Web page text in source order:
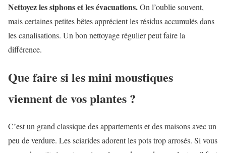
Nettoyez les siphons et les évacuations.On l’oublie souvent,
mais certaines petites bêtes apprécient les résidus accumulés dans
les canalisations. Un bon nettoyage régulier peut faire la
différence.
Que faire si les mini moustiques
viennent de vos plantes ?
C’est un grand classique des appartements et des maisons avec un
peu de verdure. Les sciarides adorent les pots trop arrosés. Si vous